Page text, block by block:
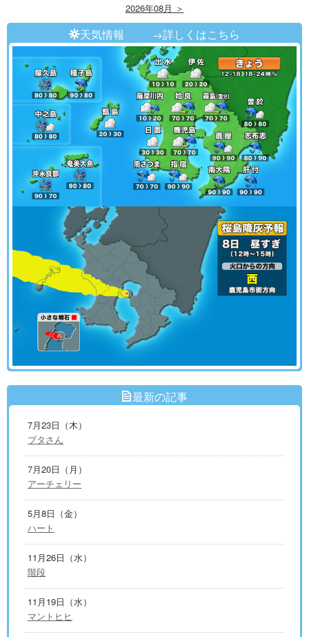
2026年08月 ＞
天気情報 →詳しくはこちら
最新の記事
7月23日（木）
ブタさん
7月20日（月）
アーチェリー
5月8日（金）
ハート
11月26日（水）
階段
11月19日（水）
マントヒヒ